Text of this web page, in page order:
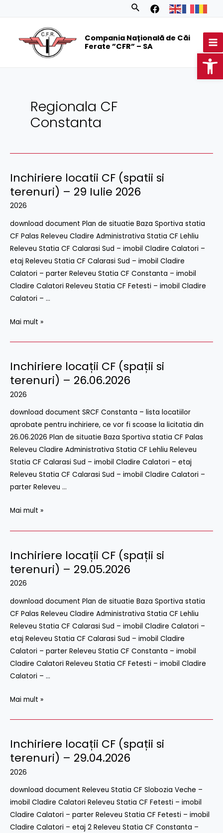
Search
Compania Națională de Căi
Ferate ”CFR” – SA
Regionala CF
Constanta
Inchiriere locatii CF (spatii si
terenuri) – 29 Iulie 2026
2026
download document Plan de situatie Baza Sportiva statia
CF Palas Releveu Cladire Administrativa Statia CF Lehliu
Releveu Statia CF Calarasi Sud – imobil Cladire Calatori –
etaj Releveu Statia CF Calarasi Sud – imobil Cladire
Calatori – parter Releveu Statia CF Constanta – imobil
Cladire Calatori Releveu Statia CF Fetesti – imobil Cladire
Calatori – …
Inchiriere
locatii
CF
si
terenuri)
–
29
Iulie
2026
Mai mult »
Inchiriere locații CF (spații si
terenuri) – 26.06.2026
2026
download document SRCF Constanta – lista locatiilor
aprobate pentru inchiriere, ce vor fi scoase la licitatia din
26.06.2026 Plan de situatie Baza Sportiva statia CF Palas
Releveu Cladire Administrativa Statia CF Lehliu Releveu
Statia CF Calarasi Sud – imobil Cladire Calatori – etaj
Releveu Statia CF Calarasi Sud – imobil Cladire Calatori –
parter Releveu …
Inchiriere
locații
CF
si
terenuri)
–
26.06.2026
Mai mult »
Inchiriere locații CF (spații si
terenuri) – 29.05.2026
2026
download document Plan de situatie Baza Sportiva statia
CF Palas Releveu Cladire Administrativa Statia CF Lehliu
Releveu Statia CF Calarasi Sud – imobil Cladire Calatori –
etaj Releveu Statia CF Calarasi Sud – imobil Cladire
Calatori – parter Releveu Statia CF Constanta – imobil
Cladire Calatori Releveu Statia CF Fetesti – imobil Cladire
Calatori – …
Inchiriere
locații
CF
si
terenuri)
–
29.05.2026
Mai mult »
Inchiriere locații CF (spații si
terenuri) – 29.04.2026
2026
download document Releveu Statia CF Slobozia Veche –
imobil Cladire Calatori Releveu Statia CF Fetesti – imobil
Cladire Calatori – parter Releveu Statia CF Fetesti – imobil
Cladire Calatori – etaj 2 Releveu Statia CF Constanta –
Inchiriere
locații
CF
si
terenuri)
–
29.04.2026